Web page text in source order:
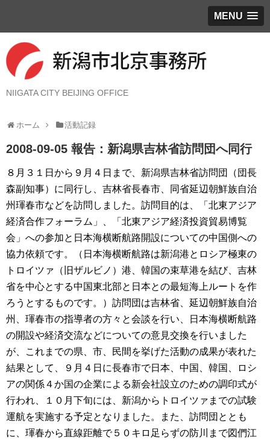
MENU
NIIGATA CITY BEIJING OFFICE
ホーム 活動記録
2008-09-05 報告：新潟県吉林省訪問団へ同行
８月３１日から９月４日まで、新潟県吉林省訪問団（団長
森副知事）に同行し、吉林省長春市、同省延辺朝鮮族自治
州琿春市などを訪問しました。訪問目的は、「北東アジア
経済合作フォーラム」、「北東アジア経済投資貿易博覧
会」への参加と日本海横断航路開設についての中国側への
協力依頼です。（日本海横断航路は新潟港とロシア極東の
トロイツァ（旧ザルビノ）港、韓国の束草港を結び、吉林
省を中心とする中国東北部と日本との最短海上ルートを作
ろうとするものです。）訪問団は吉林省、延辺朝鮮族自治
州、琿春市の指導者の方々と会談を行い、日本海横断航路
の開設や経済交流などについての意見交換を行いました
が、これまでの県、市、民間を挙げた活動の成果が表れた
結果として、９月４日に長春市で日本、中国、韓国、ロシ
アの関係４か国の企業による新会社設立のための調印式が
行われ、１０月下旬には、新潟からトロイツァまでの試験
運航を実施する予定となりました。また、訪問団ととも
に、琿春から直線距離で５０キロ足らずの防川まで図們江